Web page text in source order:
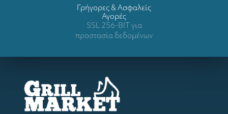
Γρήγορες & Ασφαλείς
Αγορές
SSL 256-BIT για
προστασία δεδομένων